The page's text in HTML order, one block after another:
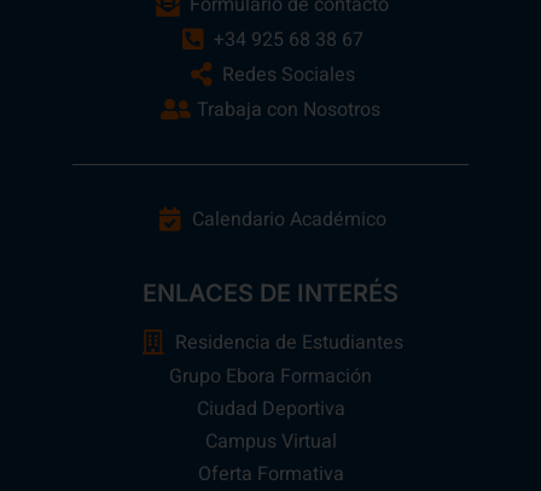
+34 925 68 38 67
Redes Sociales
Trabaja con Nosotros
Calendario Académico
ENLACES DE INTERÉS
Residencia de Estudiantes
Grupo Ebora Formación
Ciudad Deportiva
Campus Virtual
Oferta Formativa